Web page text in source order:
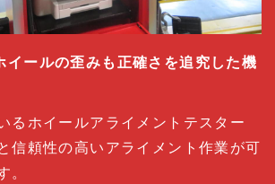
イールの歪みも正確さを追究した機
るホイールアライメントテスター
信頼性の高いアライメント作業が可